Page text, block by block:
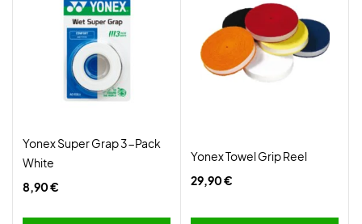
Yonex Super Grap 3-Pack
White
8,90 €
Yonex Towel Grip Reel
29,90 €